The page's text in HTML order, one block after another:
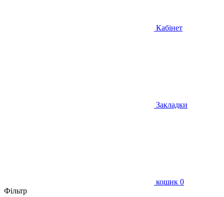
Кабінет
Закладки
кошик 0
Фільтр